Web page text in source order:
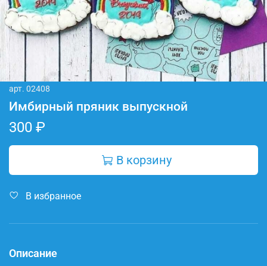
арт. 02408
Имбирный пряник выпускной
300 ₽
В корзину
В избранное
Описание